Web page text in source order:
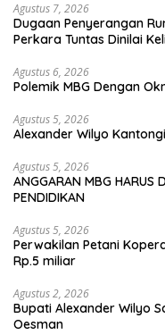
Agustus 7, 2026
Dugaan Penyerangan
Perkara Tuntas Dinilai
Agustus 6, 2026
Polemik MBG Dengan
Agustus 5, 2026
Alexander Wilyo
Agustus 5, 2026
ANGGARAN MBG HARUS
PENDIDIKAN
Agustus 5, 2026
Perwakilan Petani
Rp.5 miliar
Agustus 2, 2026
Bupati Alexander Wilyo
Oesman